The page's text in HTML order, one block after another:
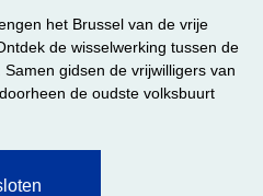
het Brussel van de vrije
de wisselwerking tussen de
gidsen de vrijwilligers van
de oudste volksbuurt